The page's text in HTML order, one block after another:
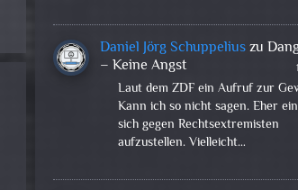
Daniel Jörg Schuppeliuszu
– Keine Angst
Laut dem ZDF ein Aufruf zur
Kann ich so nicht sagen. Eher
sich gegen Rechtsextremisten
aufzustellen. Vielleicht…